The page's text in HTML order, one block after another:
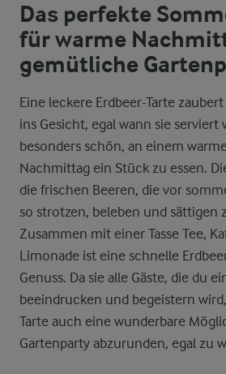
Das perfekte
für warme
gemütliche
Eine leckere Erdbeer-Tarte
ins Gesicht, egal wann sie serviert
besonders schön, an einem
Nachmittag ein Stück zu essen.
die frischen Beeren, die vor
so strotzen, beleben und sättigen
Zusammen mit einer Tasse Tee,
Limonade ist eine schnelle
Genuss. Da sie alle Gäste, die du
beeindrucken und begeistern
Tarte auch eine wunderbare
Gartenparty abzurunden, egal zu